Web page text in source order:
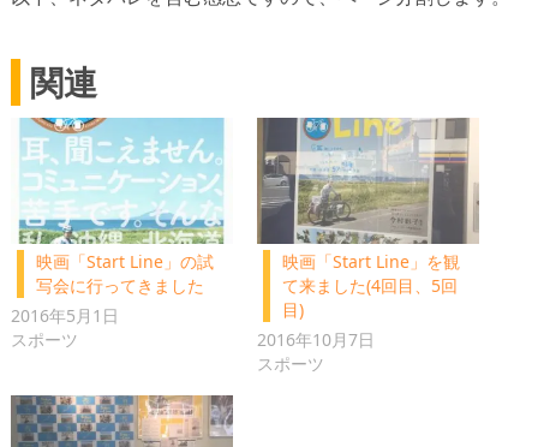
関連
映画「Start Line」の試
写会に行ってきました
2016年5月1日
スポーツ
映画「Start Line」を観
て来ました(4回目、5回
目)
2016年10月7日
スポーツ